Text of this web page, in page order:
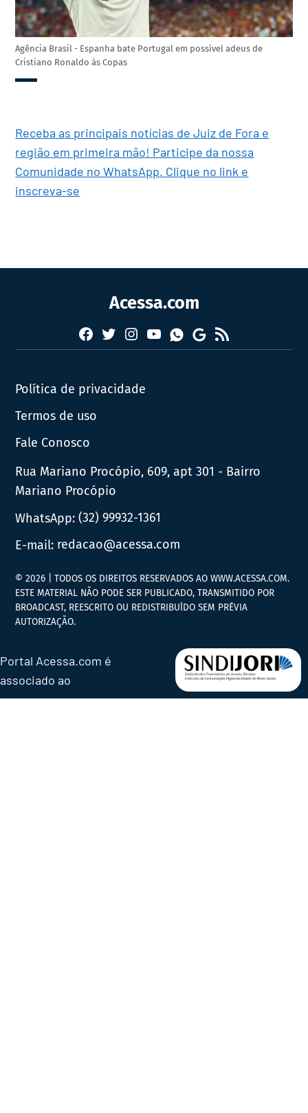
Agência Brasil - Espanha bate Portugal em possível adeus de
Cristiano Ronaldo às Copas
Receba as principais notícias de Juiz de Fora e
região em primeira mão! Participe da nossa
Comunidade no WhatsApp. Clique no link e
inscreva-se
Acessa.com
Facebook
TwitterInstagram
YouTubeWhatsapp
Google
News
RSS
Política de privacidade
Termos de uso
Fale Conosco
Rua Mariano Procópio, 609, apt 301 - Bairro
Mariano Procópio
WhatsApp:(32) 99932-1361
E-mail: redacao@acessa.com
© 2026 | TODOS OS DIREITOS RESERVADOS AO WWW.ACESSA.COM.
ESTE MATERIAL NÃO PODE SER PUBLICADO, TRANSMITIDO POR
BROADCAST, REESCRITO OU REDISTRIBUÍDO SEM PRÉVIA
AUTORIZAÇÃO.
Portal Acessa.com é
associado ao